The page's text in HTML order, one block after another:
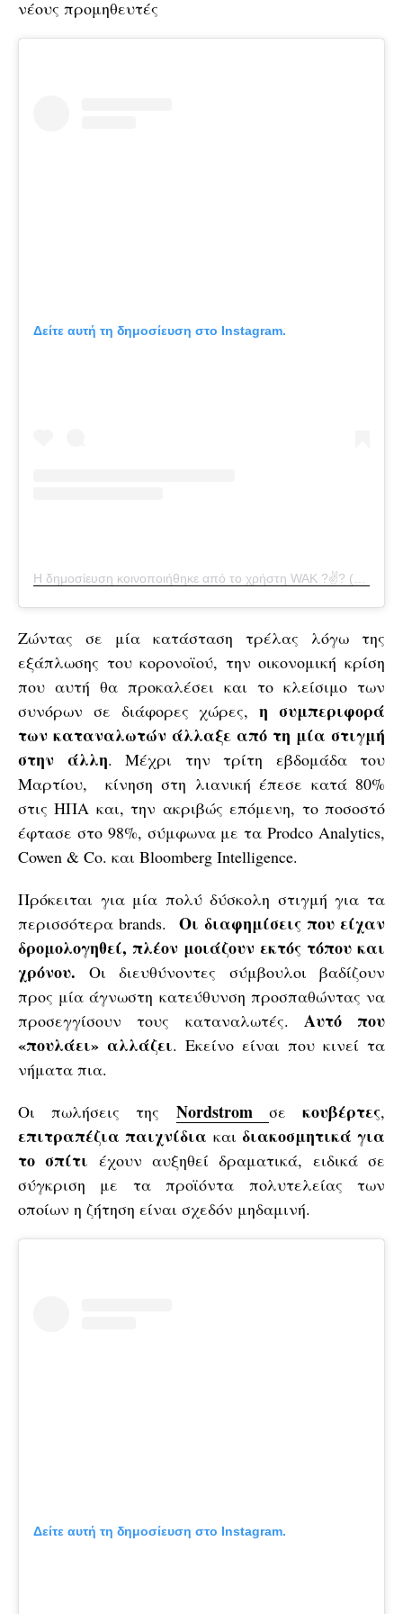
νέους προμηθευτές
Δείτε αυτή τη δημοσίευση στο Instagram.
Ζώντας σε μία κατάσταση τρέλας λόγω της
εξάπλωσης του κορονοϊού, την οικονομική κρίση
που αυτή θα προκαλέσει και το κλείσιμο των
συνόρων σε διάφορες χώρες,η συμπεριφορά
των καταναλωτών άλλαξε από τη μία στιγμή
στην άλλη. Μέχρι την τρίτη εβδομάδα του
Μαρτίου, κίνηση στη λιανική έπεσε κατά 80%
στις ΗΠΑ και, την ακριβώς επόμενη, το ποσοστό
έφτασε στο 98%, σύμφωνα με τα Prodco Analytics,
Cowen & Co. και Bloomberg Intelligence.
Πρόκειται για μία πολύ δύσκολη στιγμή για τα
περισσότερα brands. Οι διαφημίσεις που είχαν
δρομολογηθεί, πλέον μοιάζουν εκτός τόπου και
χρόνου. Οι διευθύνοντες σύμβουλοι βαδίζουν
προς μία άγνωστη κατεύθυνση προσπαθώντας να
προσεγγίσουν τους καταναλωτές. Αυτό που
«πουλάει» αλλάζει. Εκείνο είναι που κινεί τα
νήματα πια.
Οι πωλήσεις της Nordstrom σεκουβέρτες,
επιτραπέζια παιχνίδια και διακοσμητικά για
το σπίτι έχουν αυξηθεί δραματικά, ειδικά σε
σύγκριση με τα προϊόντα πολυτελείας των
οποίων η ζήτηση είναι σχεδόν μηδαμινή.
Δείτε αυτή τη δημοσίευση στο Instagram.